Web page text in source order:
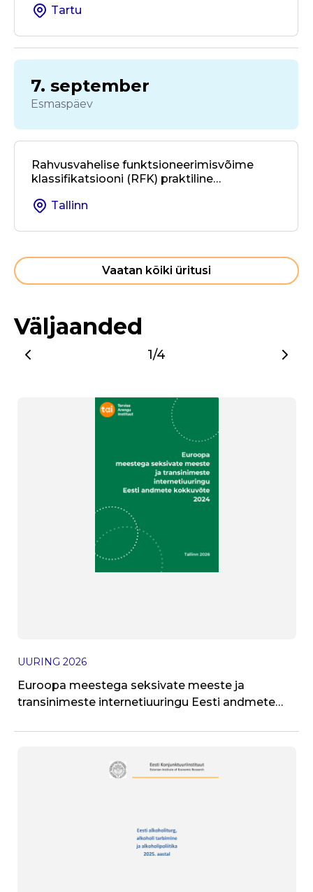
üleses koostöös
Tartu
7. september
Esmaspäev
Rahvusvahelise funktsioneerimisvõime
klassifikatsiooni (RFK) praktiline
rehabilitatsioonis
Tallinn
Vaatan kõiki üritusi
Väljaanded
1/4
UURING 2026
Euroopa meestega seksivate meeste ja
transinimeste internetiuuringu Eesti andmete